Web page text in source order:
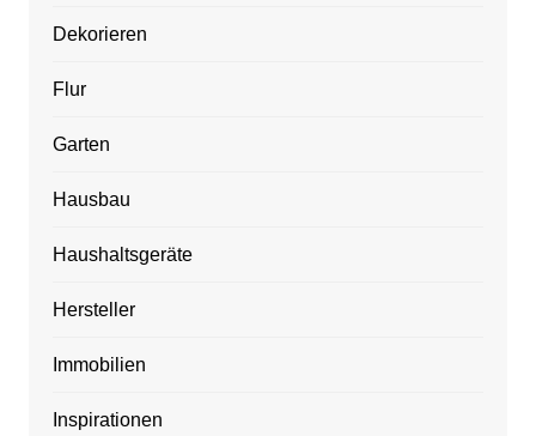
Dekorieren
Flur
Garten
Hausbau
Haushaltsgeräte
Hersteller
Immobilien
Inspirationen